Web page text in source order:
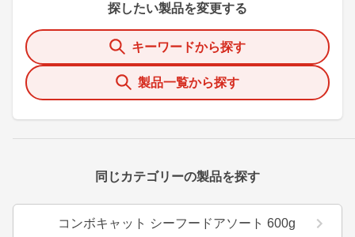
探したい製品を変更する
キーワードから探す
製品一覧から探す
同じカテゴリーの製品を探す
コンボキャット シーフードアソート 600g